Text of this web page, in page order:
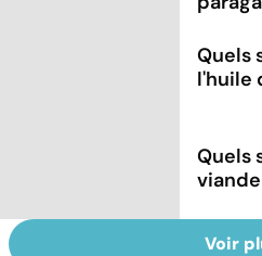
Quels
l'huile
Quels
Voir